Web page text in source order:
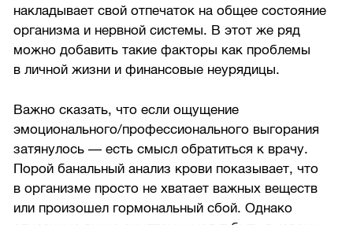
накладывает свой отпечаток на общее состояние
организма и нервной системы. В этот же ряд
можно добавить такие факторы как проблемы
в личной жизни и финансовые неурядицы.
Важно сказать, что если ощущение
эмоционального/профессионального выгорания
затянулось — есть смысл обратиться к врачу.
Порой банальный анализ крови показывает, что
в организме просто не хватает важных веществ
или произошел гормональный сбой. Однако